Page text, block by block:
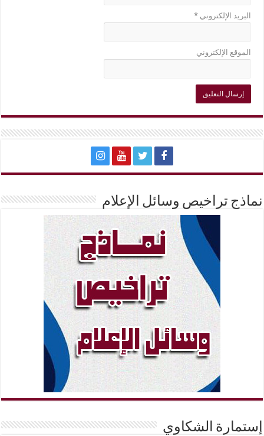
البريد الإلكتروني*
الموقع الإلكتروني
نماذج تراخيص وسائل الإعلام
إستمارة الشكاوي